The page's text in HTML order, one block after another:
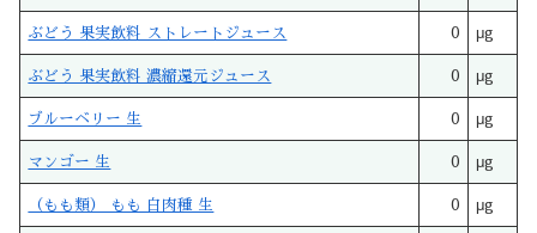
ぶどう 果実飲料 ストレートジュース 0 μg
ぶどう 果実飲料 濃縮還元ジュース 0 μg
ブルーベリー 生 0 μg
マンゴー 生 0 μg
（もも類） もも 白肉種 生 0 μg